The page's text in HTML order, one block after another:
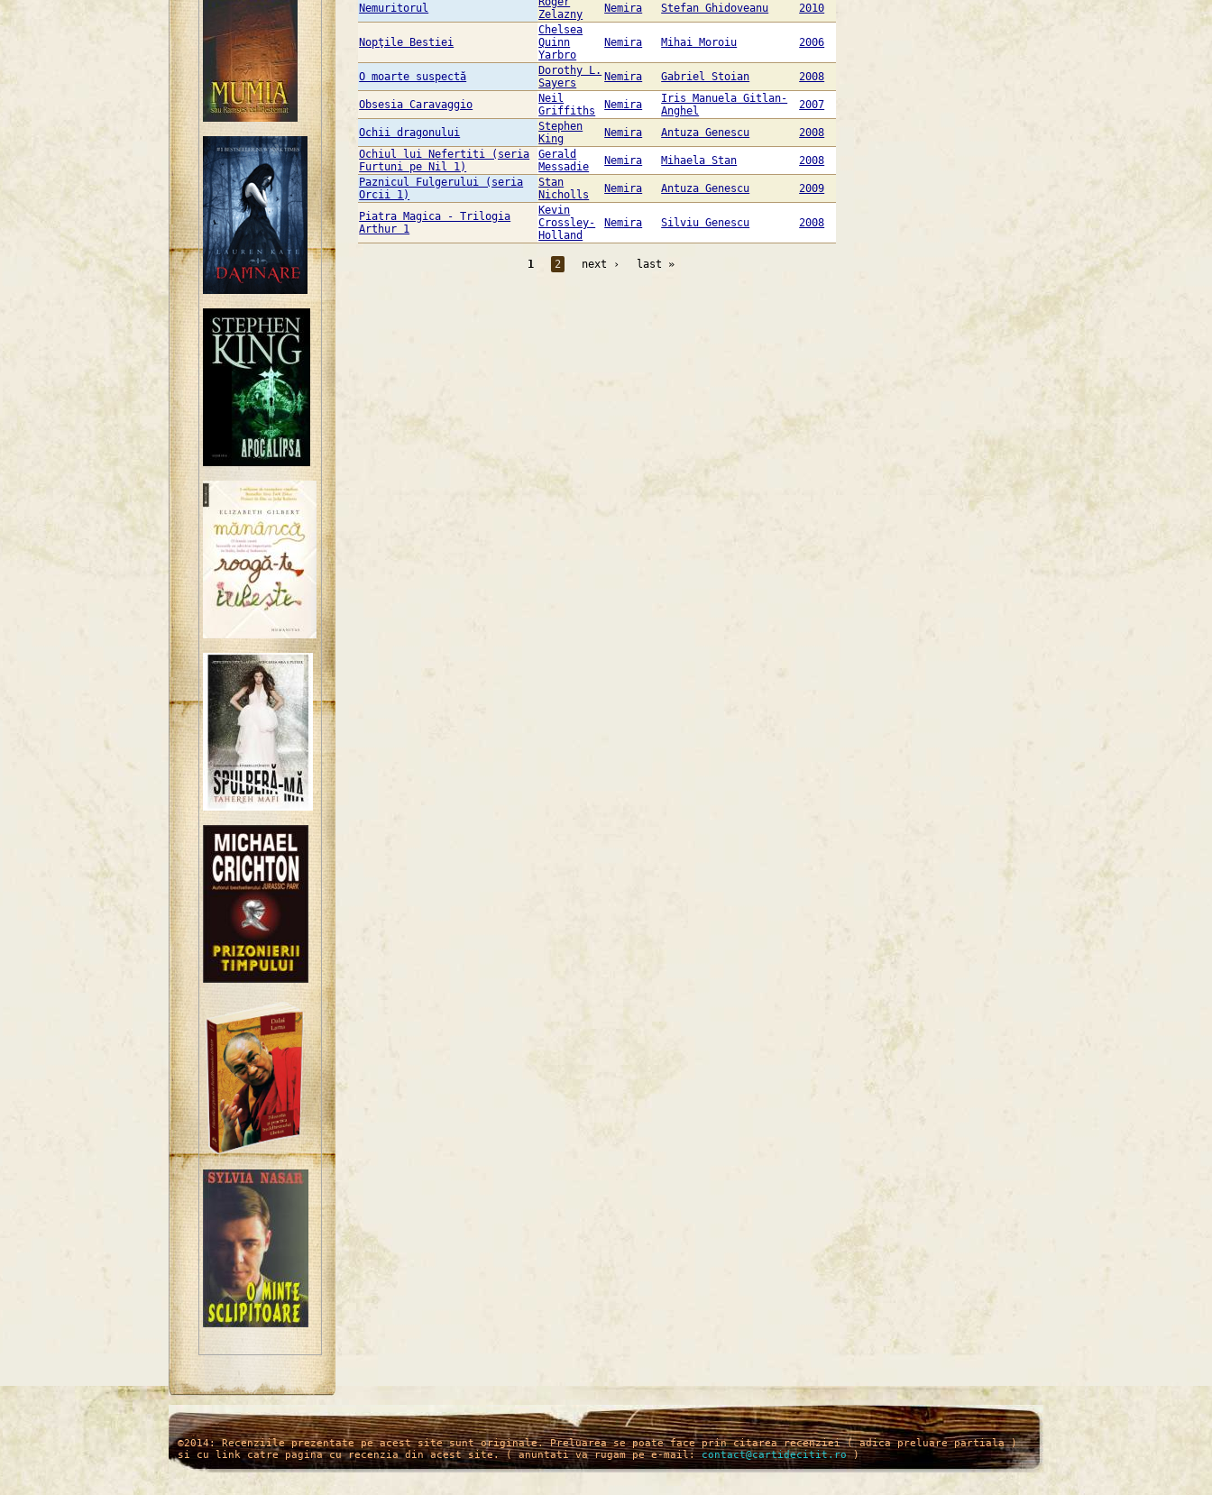
Nemuritorul
Zelazny
Nemira Stefan Ghidoveanu 2010
Nopţile Bestiei
Chelsea
Quinn
Yarbro
Nemira Mihai Moroiu 2006
O moarte suspectă
Dorothy L.
Sayers
Nemira Gabriel Stoian 2008
Obsesia Caravaggio
Neil
Griffiths
Nemira
Iris Manuela Gitlan-
Anghel
2007
Ochii dragonului
Stephen
King
Nemira Antuza Genescu
2008
Ochiul lui Nefertiti (seria
Furtuni pe Nil 1)
Gerald
Messadie
Nemira Mihaela Stan
2008
Paznicul Fulgerului (seria
Orcii 1)
Stan
Nicholls
Nemira Antuza Genescu 2009
Piatra Magica - Trilogia
Arthur 1
Kevin
Crossley-
Holland
Nemira Silviu Genescu 2008
1 2 next › last »
/* */
©2014: Recenziile prezentate pe acest site sunt originale. Preluarea se poate face prin citarea recenziei ( adica preluare partiala )
si cu link catre pagina cu recenzia din acest site. ( anuntati va rugam pe e-mail:contact@cartidecitit.ro)